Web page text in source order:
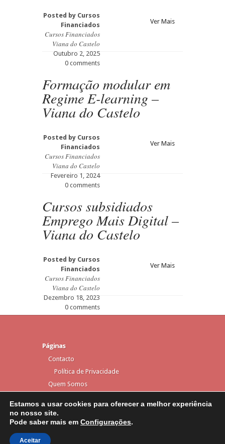
Posted by Cursos
Financiados
Cursos Financiados
Viana do Castelo
Outubro 2, 2025
0 comments
Ver Mais
Formação modular em
Regime E-learning –
Viana do Castelo
Posted by Cursos
Financiados
Cursos Financiados
Viana do Castelo
Fevereiro 1, 2024
0 comments
Ver Mais
Cursos subsidiados
Emprego Mais Digital –
Viana do Castelo
Posted by Cursos
Financiados
Cursos Financiados
Viana do Castelo
Dezembro 18, 2023
0 comments
Ver Mais
Páginas
Contacto
Política de Privacidade
Quem Somos
Elegant Themes| Powered by
WordPress
Estamos a usar cookies para oferecer a melhor experiência
no nosso site.
Pode saber mais em Configurações.
Aceitar